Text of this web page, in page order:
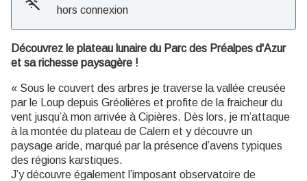
hors connexion
Découvrez le plateau lunaire du Parc des Préalpes d'Azur
et sa richesse paysagère !
« Sous le couvert des arbres je traverse la vallée creusée
par le Loup depuis Gréolières et profite de la fraicheur du
vent jusqu’à mon arrivée à Cipières. Dès lors, je m’attaque
à la montée du plateau de Calern et y découvre un
paysage aride, marqué par la présence d’avens typiques
des régions karstiques.
J’y découvre également l’imposant observatoire de